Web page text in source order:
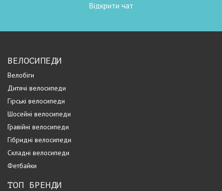
Відкрити чат
ВЕЛОСИПЕДИ
Велобіги
Дитячі велосипеди
Гірські велосипеди
Шосейні велосипеди
Гравійні велосипеди
Гібридні велосипеди
Складні велосипеди
Фетбайки
ТОП БРЕНДИ